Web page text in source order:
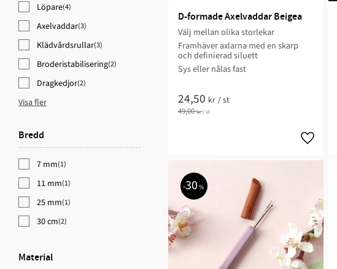
Löpare(4)
Axelvaddar(3)
Klädvårdsrullar(3)
Broderistabilisering(2)
Dragkedjor(2)
Visa fler
Bredd
7 mm(1)
11 mm(1)
25 mm(1)
30 cm(2)
Material
D-formade Axelvaddar Beigea
Välj mellan olika storlekar
Framhäver axlarna med en skarp
och definierad siluett
Sys eller nålas fast
24,50 kr /st
49,00 kr /st
30 %